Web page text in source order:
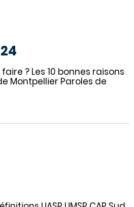
? Les 10 bonnes raisons
Montpellier Paroles de